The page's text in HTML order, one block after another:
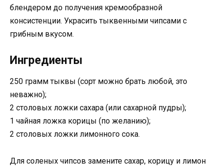
блендером до получения кремообразной
консистенции. Украсить тыквенными чипсами с
грибным вкусом.
Ингредиенты
250 грамм тыквы (сорт можно брать любой, это
неважно);
2 столовых ложки сахара (или сахарной пудры);
1 чайная ложка корицы (по желанию);
2 столовых ложки лимонного сока.
Для соленых чипсов замените сахар, корицу и лимон